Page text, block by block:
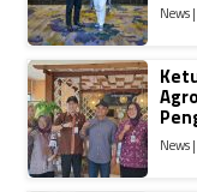
News
News